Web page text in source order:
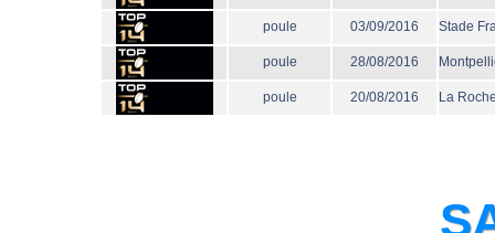
poule 03/09/2016 Stade
poule 28/08/2016
poule 20/08/2016 La